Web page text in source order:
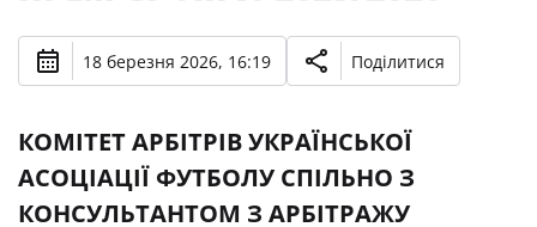
18 березня 2026, 16:19 Поділитися
КОМІТЕТ АРБІТРІВ УКРАЇНСЬКОЇ
АСОЦІАЦІЇ ФУТБОЛУ СПІЛЬНО З
КОНСУЛЬТАНТОМ З АРБІТРАЖУ